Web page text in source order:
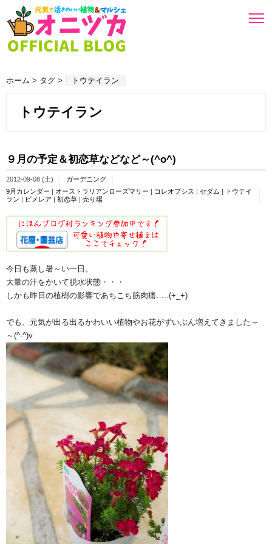
ホーム > タグ > トウテイラン
トウテイラン
９月の予定＆初恋草などなど～(^o^)
2012-09-08 (土)
ガーデニング
9月カレンダー | オーストラリアンローズマリー | コレオプシス | セダム |
トウテイ
ラン | ピメレア | 初恋草 | 売り場
今日も蒸し暑～い一日。
大量の汗をかいて脱水状態・・・
しかも昨日の植樹の影響であちこち筋肉痛…..(+_+)
でも、元気が出る出るかわいい植物やお花がずいぶん増えてきました～
～(^-^)v